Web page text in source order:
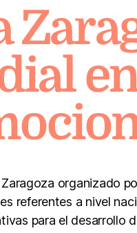
organizado
referentes a nivel
para el desarrollo